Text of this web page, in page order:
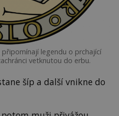
legendu o prchající
vetknutou do erbu.
šíp a další vnikne do